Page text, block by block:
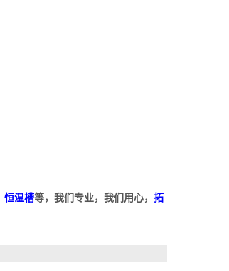
恒温槽等，我们专业，我们用心， 拓